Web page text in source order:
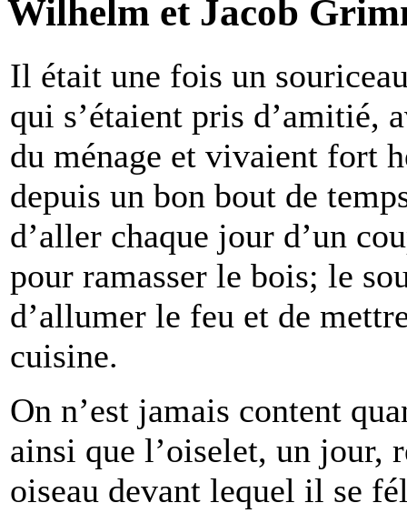
Wilhelm et Jacob
Il était une fois un
qui s’étaient pris d’amitié,
du ménage et vivaient fort
depuis un bon bout de
d’aller chaque jour d’un
pour ramasser le bois; le
d’allumer le feu et de
cuisine.
On n’est jamais content
ainsi que l’oiselet, un jour,
oiseau devant lequel il se